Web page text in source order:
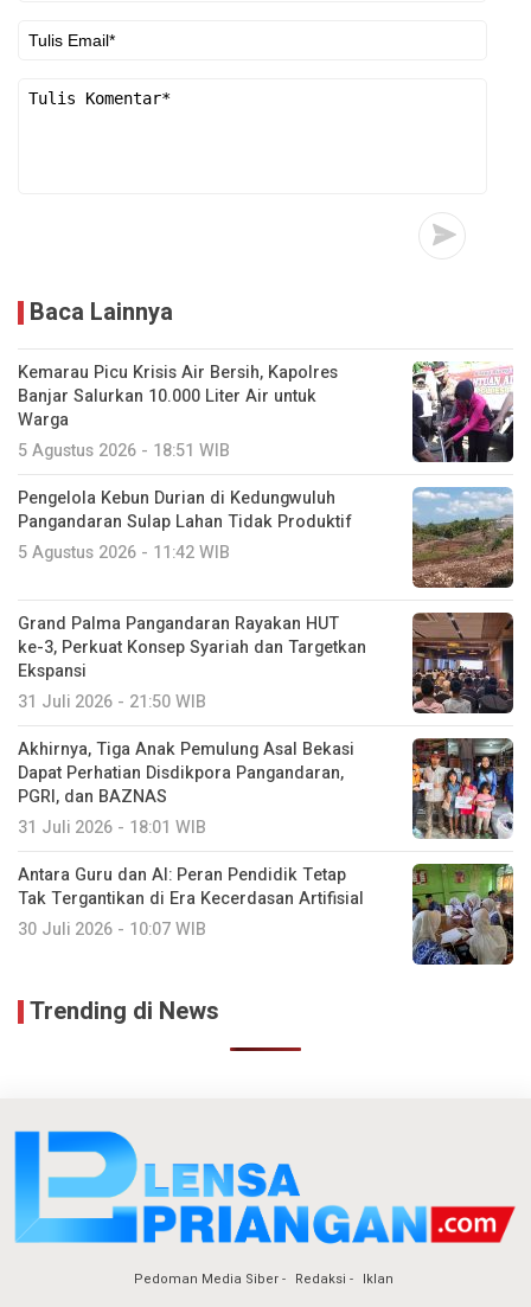
Baca Lainnya
Kemarau Picu Krisis Air Bersih, Kapolres
Banjar Salurkan 10.000 Liter Air untuk
Warga
5 Agustus 2026 - 18:51 WIB
Pengelola Kebun Durian di Kedungwuluh
Pangandaran Sulap Lahan Tidak Produktif ‎
5 Agustus 2026 - 11:42 WIB
Grand Palma Pangandaran Rayakan HUT
ke-3, Perkuat Konsep Syariah dan Targetkan
Ekspansi
31 Juli 2026 - 21:50 WIB
Akhirnya, Tiga Anak Pemulung Asal Bekasi
Dapat Perhatian Disdikpora Pangandaran,
PGRI, dan BAZNAS
31 Juli 2026 - 18:01 WIB
Antara Guru dan AI: Peran Pendidik Tetap
Tak Tergantikan di Era Kecerdasan Artifisial
30 Juli 2026 - 10:07 WIB
Trending di News
Pedoman Media Siber Redaksi Iklan